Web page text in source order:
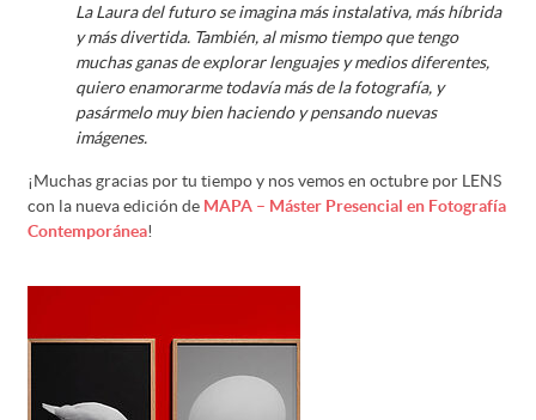
La Laura del futuro se imagina más instalativa, más híbrida
y más divertida. También, al mismo tiempo que tengo
muchas ganas de explorar lenguajes y medios diferentes,
quiero enamorarme todavía más de la fotografía, y
pasármelo muy bien haciendo y pensando nuevas
imágenes.
¡Muchas gracias por tu tiempo y nos vemos en octubre por LENS
con la nueva edición de MAPA – Máster Presencial en Fotografía
Contemporánea!